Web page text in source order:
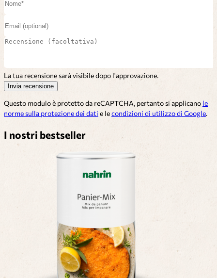
La tua recensione sarà visibile dopo l'approvazione.
Invia recensione
Questo modulo è protetto da reCAPTCHA, pertanto si applicano le
norme sulla protezione dei dati e lecondizioni di utilizzo di Google.
I nostri bestseller